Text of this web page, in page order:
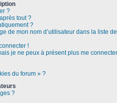
?
tout ?
?
de mon nom d’utilisateur dans la liste
!
je ne peux à présent plus me
du forum » ?
?